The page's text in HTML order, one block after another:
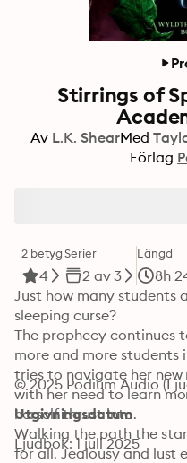
Stirrings of
Av L.K. ShearMed
Förlag
2 betyg
4
Serier
2 av 3
Längd
8h
Just how many
sleeping curse?
The prophecy continues
more and more students
tries to navigate her
with her need to learn
herself thrust into.
Walking the path the
for all. Jealousy and lust
© 2025 Podium Audio
Utgivningsdatum
Ljudbok: 1 juli 2025